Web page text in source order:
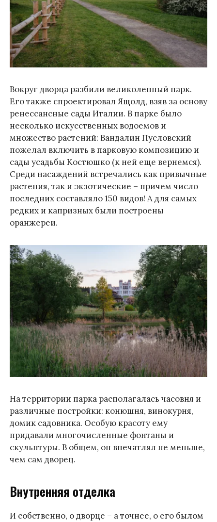
Вокруг дворца разбили великолепный парк.
Его также спроектировал Ящолд, взяв за основу
ренессансные сады Италии. В парке было
несколько искусственных водоемов и
множество растений: Вандалин Пусловский
пожелал включить в парковую композицию и
сады усадьбы Костюшко (к ней еще вернемся).
Среди насаждений встречались как привычные
растения, так и экзотические – причем число
последних составляло 150 видов! А для самых
редких и капризных были построены
оранжереи.
На территории парка располагалась часовня и
различные постройки: конюшня, винокурня,
домик садовника. Особую красоту ему
придавали многочисленные фонтаны и
скульптуры. В общем, он впечатлял не меньше,
чем сам дворец.
Внутренняя отделка
И собственно, о дворце – а точнее, о его былом